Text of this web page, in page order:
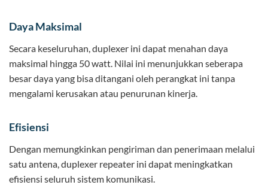
Daya Maksimal
Secara keseluruhan, duplexer ini dapat menahan daya
maksimal hingga 50 watt. Nilai ini menunjukkan seberapa
besar daya yang bisa ditangani oleh perangkat ini tanpa
mengalami kerusakan atau penurunan kinerja.
Efisiensi
Dengan memungkinkan pengiriman dan penerimaan melalui
satu antena, duplexer repeater ini dapat meningkatkan
efisiensi seluruh sistem komunikasi.